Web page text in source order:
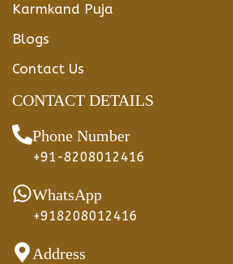
Karmkand Puja
Blogs
Contact Us
CONTACT DETAILS
Phone Number
+91-8208012416
WhatsApp
+918208012416
Address